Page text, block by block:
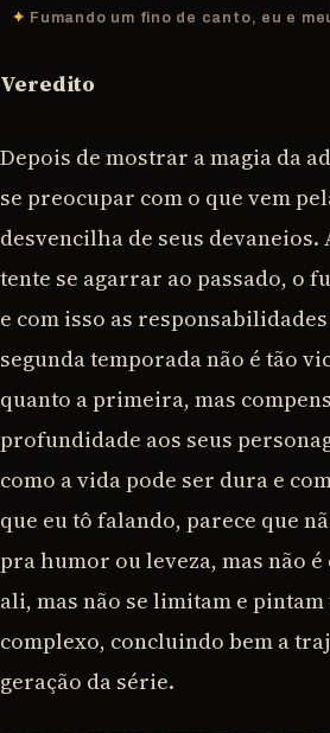
Fumando um fino de canto, eu e
Veredito
Depois de mostrar a magia da
se preocupar com o que vem
desvencilha de seus devaneios.
tente se agarrar ao passado, o
e com isso as
segunda temporada não é tão
quanto a primeira, mas
profundidade aos seus
como a vida pode ser dura e
que eu tô falando, parece que
pra humor ou leveza, mas não é
ali, mas não se limitam e
complexo, concluindo bem a
geração da série.